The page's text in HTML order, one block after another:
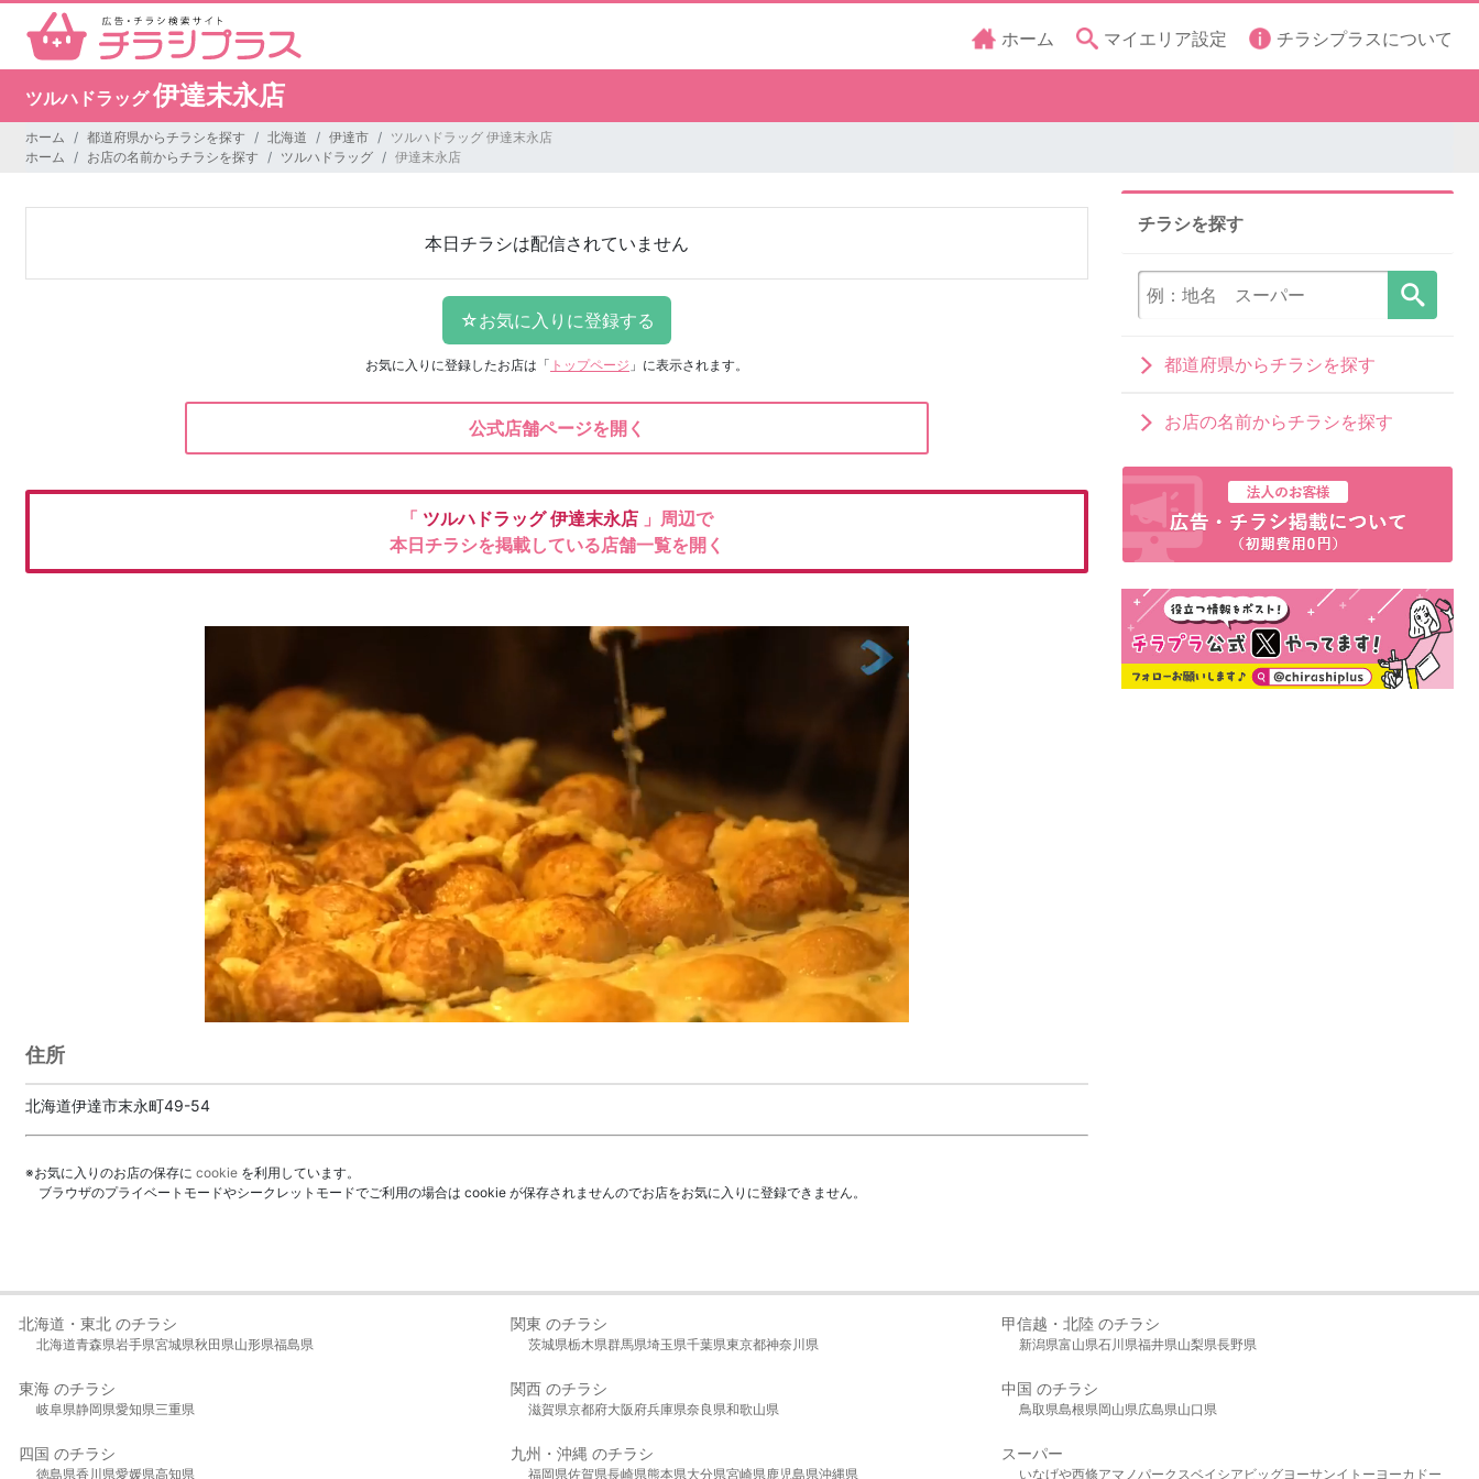
ホーム マイエリア設定 チラシプラスについて
ツルハドラッグ伊達末永店
ホーム 都道府県からチラシを探す 北海道 伊達市
ツルハドラッグ 伊達末永店
ホーム
お店の名前からチラシを探す ツルハドラッグ 伊達末永店
本日チラシは配信されていません
お気に入りに登録したお店は 「 トップページ 」に表示されます。
公式店舗ページを開く
「 ツルハドラッグ伊達末永店 」周辺で
本日チラシを掲載している店舗一覧を開く
住所
北海道伊達市末永町49-54
※お気に入りのお店の保存に cookie を利用しています。
ブラウザのプライベートモードやシークレットモードでご利用の場合は cookie が保存されませんのでお店をお気に入りに登録できません。
チラシを探す
都道府県からチラシを探す
お店の名前からチラシを探す
北海道・東北 のチラシ
北海道青森県岩手県宮城県秋田県山形県福島県
関東 のチラシ
茨城県栃木県群馬県埼玉県千葉県東京都神奈川県
甲信越・北陸 のチラシ
新潟県富山県石川県福井県山梨県長野県
東海 のチラシ
岐阜県静岡県愛知県三重県
関西 のチラシ
滋賀県京都府大阪府兵庫県奈良県和歌山県
中国 のチラシ
鳥取県島根県岡山県広島県山口県
四国 のチラシ
徳島県香川県愛媛県高知県
九州・沖縄 のチラシ
福岡県佐賀県長崎県熊本県大分県宮崎県鹿児島県沖縄県
スーパー
いなげや西條アマノパークスベイシア ビッグヨーサンイトーヨーカドー